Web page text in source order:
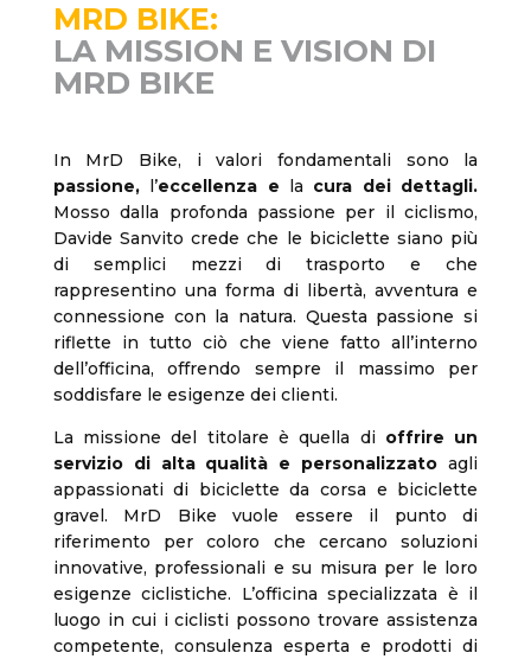
MRD BIKE:
LA MISSION E VISION DI
MRD BIKE
In MrD Bike, i valori fondamentali sono la
passione, l’eccellenza e la cura dei dettagli.
Mosso dalla profonda passione per il ciclismo,
Davide Sanvito crede che le biciclette siano più
di semplici mezzi di trasporto e che
rappresentino una forma di libertà, avventura e
connessione con la natura. Questa passione si
riflette in tutto ciò che viene fatto all’interno
dell’officina, offrendo sempre il massimo per
soddisfare le esigenze dei clienti.
La missione del titolare è quella di offrire un
servizio di alta qualità e personalizzato agli
appassionati di biciclette da corsa e biciclette
gravel. MrD Bike vuole essere il punto di
riferimento per coloro che cercano soluzioni
innovative, professionali e su misura per le loro
esigenze ciclistiche. L’officina specializzata è il
luogo in cui i ciclisti possono trovare assistenza
competente, consulenza esperta e prodotti di